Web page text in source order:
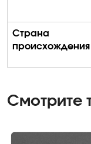
Страна
происхождения
Смотрите